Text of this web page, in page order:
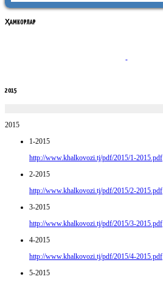
ҲАМКОРЛАР
2015
2015
1-2015
http://www.khalkovozi.tj/pdf/2015/1-2015.pdf
2-2015
http://www.khalkovozi.tj/pdf/2015/2-2015.pdf
3-2015
http://www.khalkovozi.tj/pdf/2015/3-2015.pdf
4-2015
http://www.khalkovozi.tj/pdf/2015/4-2015.pdf
5-2015